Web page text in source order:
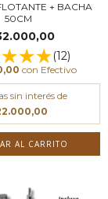
+ BACHA
50CM
(12)
con Efectivo
sin interés de
AL CARRITO